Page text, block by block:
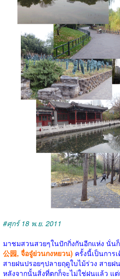
#ศุกร์ 18 พ.ย. 2011
มาชมสวนสวยๆในปักกิ่งกันอีกแห่ง นั่น
公园, จื่อจู๋ย่วนกงหยวน) ครั้งนี้เป็นการ
สายฝนปรอยๆปลายฤดูใบไม้ร่วง สาย
หลังจากนั้นสิ่งที่ตกก็จะไม่ใช่ฝนแล้ว แ